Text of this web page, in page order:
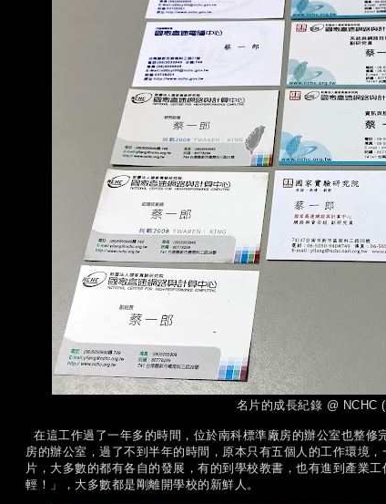
名片的成長紀錄 @ NCHC
在這工作過了一年多的時間，位於南科標準廠房的辦公室也整修
房的辦公室，過了不到半年的時間，原本只有五個人的工作環境
片，大多數的都有各自的發展，有的到學校教書，也有進到產業
輕！」，大多數都是剛離開學校的新鮮人。